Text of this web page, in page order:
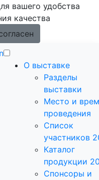
вашего удобства
качества
О выставке
Разделы
выставки
Место и
проведения
Список
участников
Каталог
продукции
Спонсоры и